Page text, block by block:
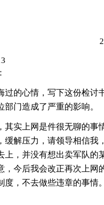
过的心情，写下这份检讨
门造成了严重的影响。
其实上网是件很无聊的事
缓解压力，请领导相信我
上，并没有想出卖军队的
，今后我会改正再次上网
度，不去做些违章的事情